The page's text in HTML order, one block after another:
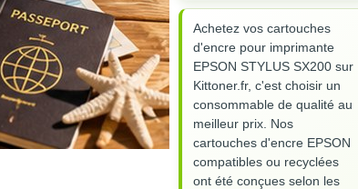
Achetez vos cartouches
d'encre pour imprimante
EPSON STYLUS SX200 sur
Kittoner.fr, c'est choisir un
consommable de qualité au
meilleur prix. Nos
cartouches d'encre EPSON
compatibles ou recyclées
ont été conçues selon les